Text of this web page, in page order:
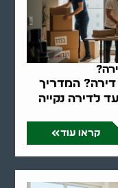
דירה? המדריך
לדירה נקייה
קראו עוד